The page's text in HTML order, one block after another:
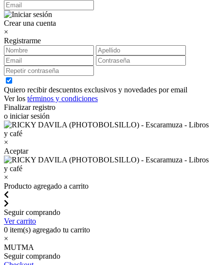
Crear una cuenta
×
Registrarme
Quiero recibir descuentos exclusivos y novedades por email
Ver los términos y condiciones
Finalizar registro
o iniciar sesión
×
Aceptar
×
Producto agregado a carrito
Seguir comprando
Ver carrito
0 item(s) agregado tu carrito
×
MUTMA
Seguir comprando